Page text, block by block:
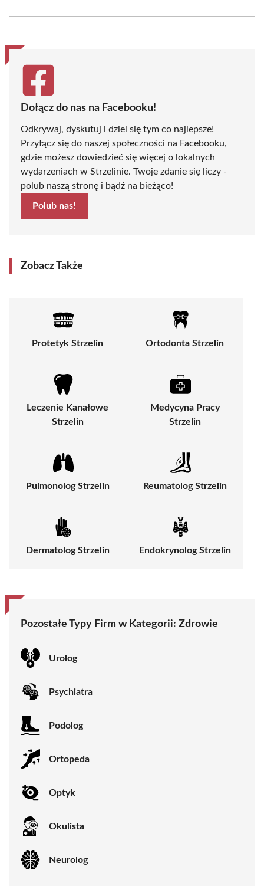
(Twitter)
Dołącz do nas na Facebooku!
Odkrywaj, dyskutuj i dziel się tym co najlepsze!
Przyłącz się do naszej społeczności na Facebooku,
gdzie możesz dowiedzieć się więcej o lokalnych
wydarzeniach w Strzelinie. Twoje zdanie się liczy -
polub naszą stronę i bądź na bieżąco!
Polub nas!
Zobacz Także
Protetyk Strzelin Ortodonta Strzelin
Leczenie Kanałowe
Strzelin
Medycyna Pracy
Strzelin
Pulmonolog Strzelin Reumatolog Strzelin
Dermatolog Strzelin Endokrynolog Strzelin
Pozostałe Typy Firm w Kategorii: Zdrowie
Urolog
Psychiatra
Podolog
Ortopeda
Optyk
Okulista
Neurolog